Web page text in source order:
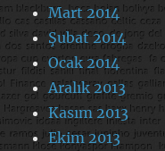
Mart 2014
Şubat 2014
Ocak 2014
Aralık 2013
Kasım 2013
Ekim 2013